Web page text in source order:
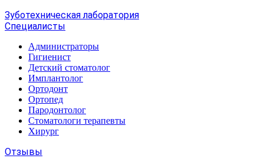
Зуботехническая лаборатория
Специалисты
Администраторы
Гигиенист
Детский стоматолог
Имплантолог
Ортодонт
Ортопед
Пародонтолог
Стоматологи терапевты
Хирург
Отзывы